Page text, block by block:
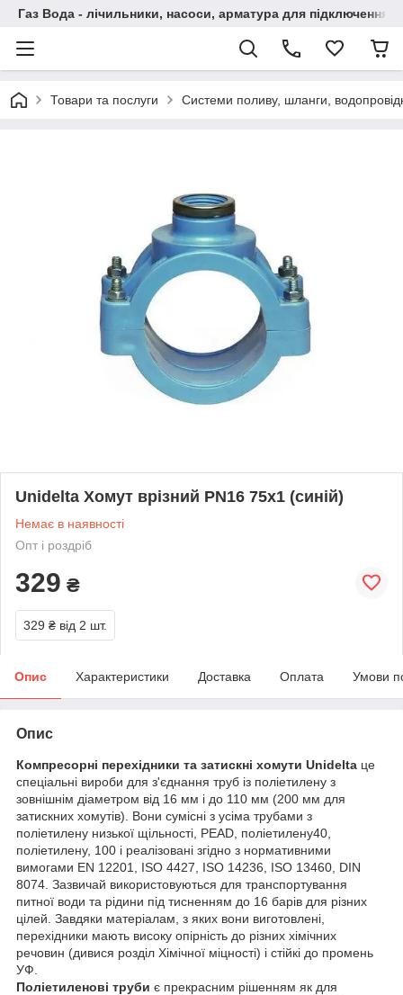
Газ Вода - лічильники, насоси, арматура для підключення,
Товари та послуги Системи поливу, шланги,
Unidelta Хомут врізний PN16 75х1 (синій)
Немає в наявності
Опт і роздріб
329 ₴
329 ₴ від 2 шт.
Опис Характеристики Доставка Оплата Умови
Опис
Компресорні перехідники та затискні хомути Unidelta це
спеціальні вироби для з'єднання труб із поліетилену з
зовнішнім діаметром від 16 мм і до 110 мм (200 мм для
затискних хомутів). Вони сумісні з усіма трубами з
поліетилену низької щільності, PEAD, поліетилену40,
поліетилену, 100 і реалізовані згідно з нормативними
вимогами EN 12201, ISO 4427, ISO 14236, ISO 13460, DIN
8074. Зазвичай використовуються для транспортування
питної води та рідини під тисненням до 16 барів для різних
цілей. Завдяки матеріалам, з яких вони виготовлені,
перехідники мають високу опірність до різних хімічних
речовин (дивися розділ Хімічної міцності) і стійкі до промень
УФ.
Поліетиленові труби є прекрасним рішенням як для